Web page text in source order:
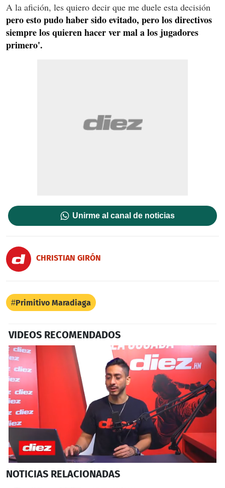
A la afición, les quiero decir que me duele esta decisión
pero esto pudo haber sido evitado, pero los directivos
siempre los quieren hacer ver mal a los jugadores
primero'.
Unirme al canal de noticias
CHRISTIAN GIRÓN
Primitivo Maradiaga
VIDEOS RECOMENDADOS
seconds
NOTICIAS RELACIONADAS